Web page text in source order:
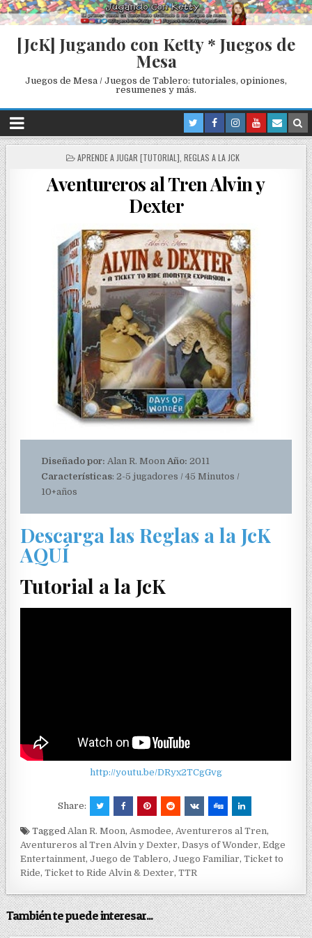
[JcK] Jugando con Ketty * Juegos de
Mesa
Juegos de Mesa / Juegos de Tablero: tutoriales, opiniones,
resumenes y más.
P
S
T
N
APRENDE A JUGAR [TUTORIAL] REGLAS A LA JCK
Aventureros al Tren Alvin y
Dexter
Diseñado por:Alan R. Moon Año:2011
Características: 2-5 jugadores / 45 Minutos /
10+años
Descarga las Reglas a la JcK
AQUÍ
Tutorial a la JcK
http://youtu.be/DRyx2TCgGvg
Share:
TaggedAlan R. Moon,Asmodee,Aventureros al Tren,
Aventureros al Tren Alvin y Dexter,Dasys of Wonder,Edge
Entertainment,Juego de Tablero,Juego Familiar,Ticket to
Ride,Ticket to Ride Alvin & Dexter,TTR
También te puede interesar...